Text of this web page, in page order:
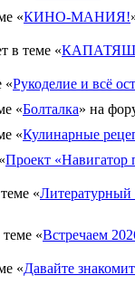
«КИНО-МАНИЯ!
в теме «
«Рукоделие и всё
«Болталка» на
«Кулинарные
Проект «Навигатор
«Литературный
теме «Встречаем
«Давайте